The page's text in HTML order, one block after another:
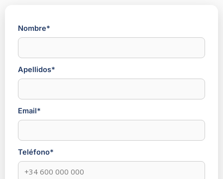
Nombre*
Apellidos*
Email*
Teléfono*